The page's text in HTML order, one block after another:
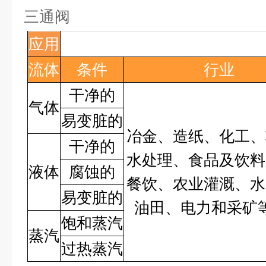
三通阀
应用
流体
条件 行业
气体
干净的
冶金、造纸、化工
水处理、食品及饮
餐饮、农业灌溉、
油田、电力和采矿
易变脏的
液体
干净的
腐蚀的
易变脏的
蒸汽
饱和蒸汽
过热蒸汽